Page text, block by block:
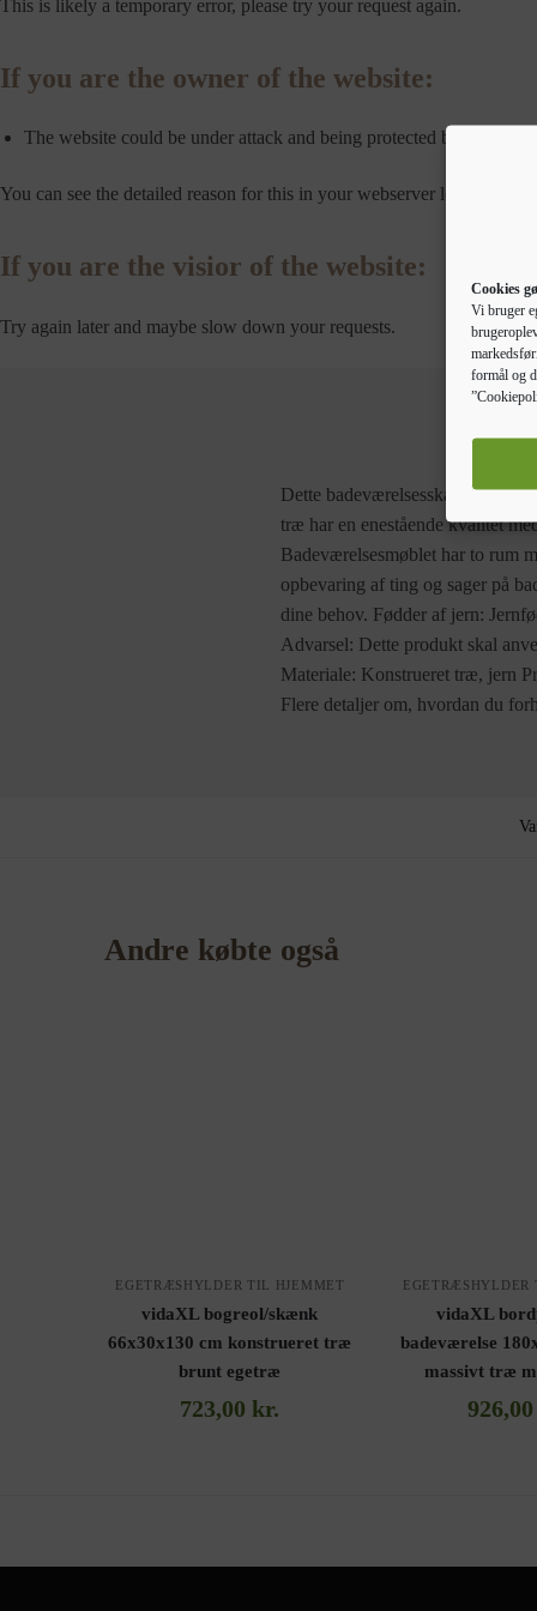
Cookies
Vi bruger
formål og
This is likely a temporary error, please try your request again.
If you are the owner of the website:
The website could be under attack and being protected by a throtle
You can see the detailed reason for this in your webserver logs.
If you are the visior of the website:
Try again later and maybe slow down your requests.
Dette badeværelsesskab er et
træ har en enestående kvalitet
Badeværelsesmøblet har to rum
opbevaring af ting og sager på
dine behov. Fødder af jern:
Advarsel: Dette produkt skal
Materiale: Konstrueret træ, jern
Flere detaljer om, hvordan du
Andre købte også
EGETRÆSHYLDER TIL HJEMMET
vidaXL bogreol/skænk
66x30x130 cm konstrueret træ
brunt egetræ
723,00 kr.
EGETRÆSHYLDER
vidaXL
badeværelse
massivt træ